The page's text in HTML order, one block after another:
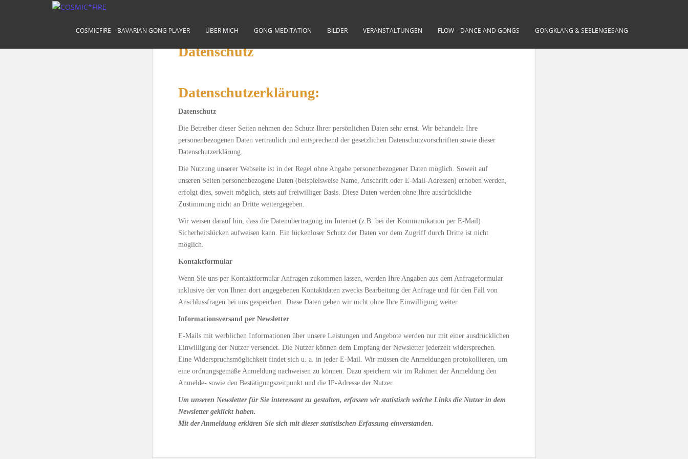
COSMICFIRE – BAVARIAN GONG PLAYER ÜBER MICH GONG-MEDITATION BILDER VERANSTALTUNGEN FLOW – DANCE AND GONGS GONGKLANG & SEELENGESANG
Datenschutz
Datenschutzerklärung:
Datenschutz
Die Betreiber dieser Seiten nehmen den Schutz Ihrer persönlichen Daten sehr ernst. Wir behandeln Ihre
personenbezogenen Daten vertraulich und entsprechend der gesetzlichen Datenschutzvorschriften sowie dieser
Datenschutzerklärung.
Die Nutzung unserer Webseite ist in der Regel ohne Angabe personenbezogener Daten möglich. Soweit auf
unseren Seiten personenbezogene Daten (beispielsweise Name, Anschrift oder E-Mail-Adressen) erhoben werden,
erfolgt dies, soweit möglich, stets auf freiwilliger Basis. Diese Daten werden ohne Ihre ausdrückliche
Zustimmung nicht an Dritte weitergegeben.
Wir weisen darauf hin, dass die Datenübertragung im Internet (z.B. bei der Kommunikation per E-Mail)
Sicherheitslücken aufweisen kann. Ein lückenloser Schutz der Daten vor dem Zugriff durch Dritte ist nicht
möglich.
Kontaktformular
Wenn Sie uns per Kontaktformular Anfragen zukommen lassen, werden Ihre Angaben aus dem Anfrageformular
inklusive der von Ihnen dort angegebenen Kontaktdaten zwecks Bearbeitung der Anfrage und für den Fall von
Anschlussfragen bei uns gespeichert. Diese Daten geben wir nicht ohne Ihre Einwilligung weiter.
Informationsversand per Newsletter
E-Mails mit werblichen Informationen über unsere Leistungen und Angebote werden nur mit einer ausdrücklichen
Einwilligung der Nutzer versendet. Die Nutzer können dem Empfang der Newsletter jederzeit widersprechen.
Eine Widerspruchsmöglichkeit findet sich u. a. in jeder E-Mail. Wir müssen die Anmeldungen protokollieren, um
eine ordnungsgemäße Anmeldung nachweisen zu können. Dazu speichern wir im Rahmen der Anmeldung den
Anmelde- sowie den Bestätigungszeitpunkt und die IP-Adresse der Nutzer.
Um unseren Newsletter für Sie interessant zu gestalten, erfassen wir statistisch welche Links die Nutzer in dem
Newsletter geklickt haben.
Mit der Anmeldung erklären Sie sich mit dieser statistischen Erfassung einverstanden.